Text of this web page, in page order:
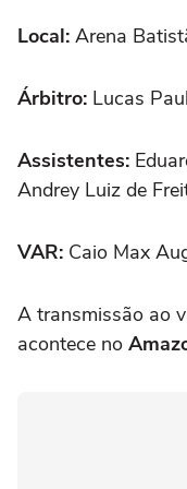
Local: Arena
Árbitro: Lucas
Assistentes:
Andrey Luiz de
VAR: Caio Max
A transmissão ao
acontece no